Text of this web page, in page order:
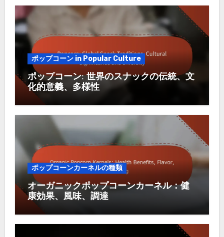
ポップコーン in Popular Culture
ポップコーン: 世界のスナックの伝統、文
化的意義、多様性
ポップコーンカーネルの種類
オーガニックポップコーンカーネル：健
康効果、風味、調達